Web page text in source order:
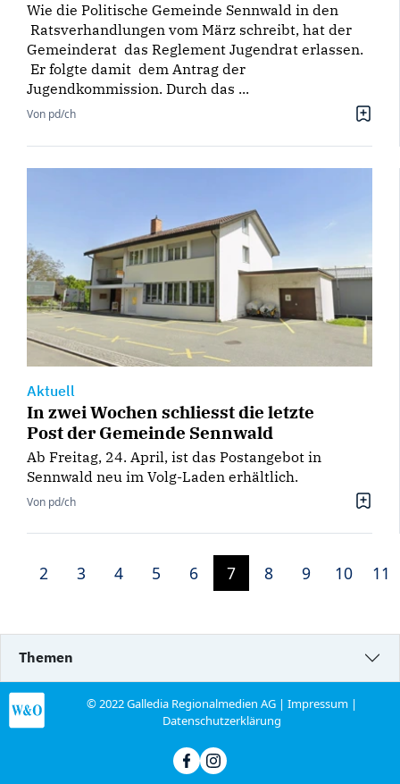
Wie die Politische Gemeinde Sennwald in den
Ratsverhandlungen vom März schreibt, hat der
Gemeinderat das Reglement Jugendrat erlassen.
Er folgte damit dem Antrag der
Jugendkommission. Durch das ...
Von pd/ch
Aktuell
In zwei Wochen schliesst die letzte
Post der Gemeinde Sennwald
Ab Freitag, 24. April, ist das Postangebot in
Sennwald neu im Volg-Laden erhältlich.
Von pd/ch
2 3 4 5 6 7 8 9 10 11
Themen
© 2022 Galledia Regionalmedien AG |Impressum |
Datenschutzerklärung